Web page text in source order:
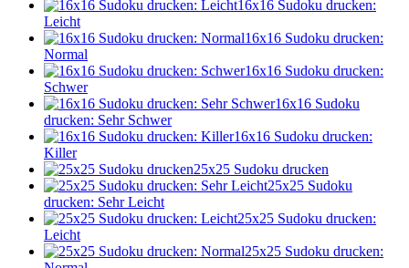
16x16 Sudoku drucken:
Leicht
16x16 Sudoku drucken:
Normal
16x16 Sudoku drucken:
Schwer
16x16 Sudoku
drucken: Sehr Schwer
16x16 Sudoku drucken:
Killer
25x25 Sudoku drucken
25x25 Sudoku
drucken: Sehr Leicht
25x25 Sudoku drucken:
Leicht
25x25 Sudoku drucken: